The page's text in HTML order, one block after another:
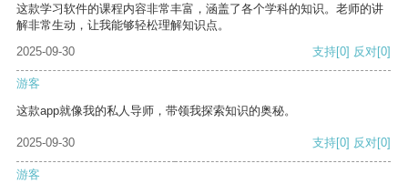
这款学习软件的课程内容非常丰富，涵盖了各个学科的知识。老师的讲
解非常生动，让我能够轻松理解知识点。
2025-09-30
支持[0] 反对[0]
游客
这款app就像我的私人导师，带领我探索知识的奥秘。
2025-09-30 支持[0] 反对[0]
游客